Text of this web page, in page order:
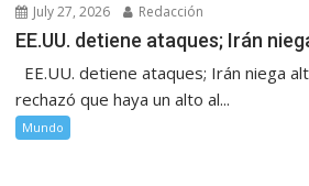
July 27, 2026 Redacción
EE.UU. detiene ataques; Irán
EE.UU. detiene ataques; Irán niega
rechazó que haya un alto al...
Mundo